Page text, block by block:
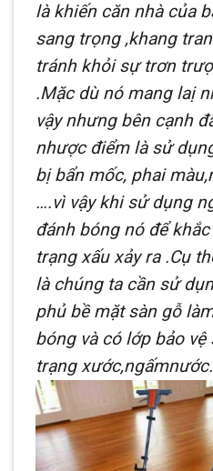
là khiến căn nhà của
sang trọng ,khang
tránh khỏi sự trơn
.Mặc dù nó mang laị
vậy nhưng bên cạnh
nhược điểm là sử
bị bẩn mốc, phai
….vì vậy khi sử dụng
đánh bóng nó để
trạng xấu xảy ra .Cụ
là chúng ta cần sử
phủ bề mặt sàn gỗ
bóng và có lớp bảo
trạng xước,ngấmnước.